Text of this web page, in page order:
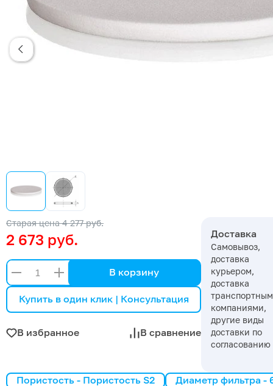
Старая цена4 277 руб.
2 673 руб.
В корзину
Купить в один клик | Консультация
В избранное В сравнение
Доставка
Самовывоз,
доставка
курьером,
доставка
компаниями,
другие виды
доставки по
согласованию
Пористость - Пористость S2 Диаметр фильтра -